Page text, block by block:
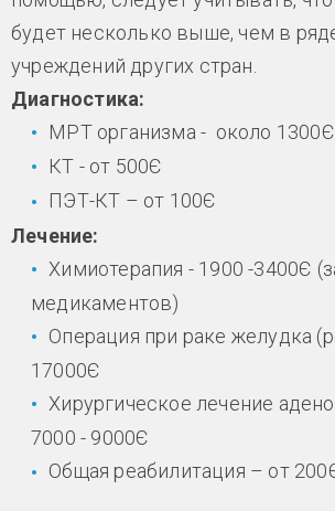
будет несколько выше, чем в
учреждений других стран.
Диагностика:
МРТ организма - около 1300Є
КТ - от 500Є
ПЭТ-КТ – от 100Є
Лечение:
Химиотерапия - 1900 -3400Є
медикаментов)
Операция при раке желудка
17000Є
Хирургическое лечение
7000 - 9000Є
Общая реабилитация – от